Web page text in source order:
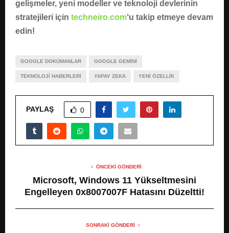
gelişmeler, yeni modeller ve teknoloji devlerinin
stratejileri için techneiro.com‘u takip etmeye devam
edin!
GOOGLE DOKÜMANLAR GOOGLE GEMINI
TEKNOLOJI HABERLERI YAPAY ZEKA YENI ÖZELLIK
PAYLAŞ 0
ÖNCEKI GÖNDERI
Microsoft, Windows 11 Yükseltmesini
Engelleyen 0x8007007F Hatasını Düzeltti!
SONRAKI GÖNDERI